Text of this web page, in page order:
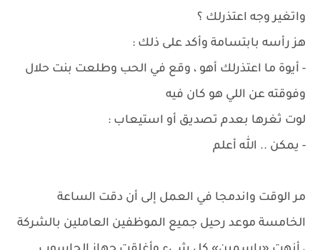
واتغير وجه اعتذرلك ؟
هز رأسه بابتسامة وأكد على ذلك :
- أيوة ما اعتذرلك أهو ، وقع في الحب وطلعت بنت حلال
وفوقته عن اللي هو كان فيه
لوت ثغرها بعدم تصديق أو استيعاب :
- يمكن .. الله أعلم
مر الوقت واندمجا في العمل إلى أن دقت الساعة
الخامسة موعد رحيل جميع الموظفين العاملين بالشركة